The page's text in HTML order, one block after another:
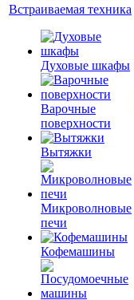
Встраиваемая техника
Духовые шкафы
Варочные
поверхности
Вытяжки
Микроволновые
печи
Кофемашины